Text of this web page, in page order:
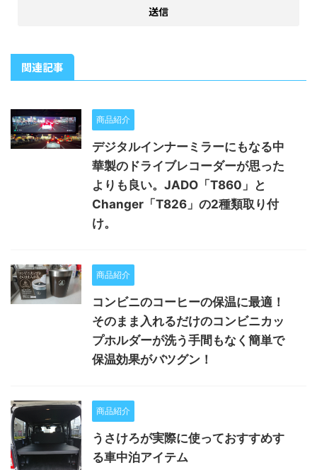
関連記事
商品紹介
デジタルインナーミラーにもなる中
華製のドライブレコーダーが思った
よりも良い。JADO「T860」と
Changer「T826」の2種類取り付
け。
商品紹介
コンビニのコーヒーの保温に最適！
そのまま入れるだけのコンビニカッ
プホルダーが洗う手間もなく簡単で
保温効果がバツグン！
商品紹介
うさけろが実際に使っておすすめす
る車中泊アイテム